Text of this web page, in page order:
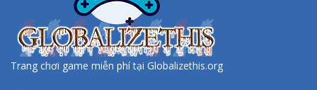
Trang chơi game miễn phí tại Globalizethis.org